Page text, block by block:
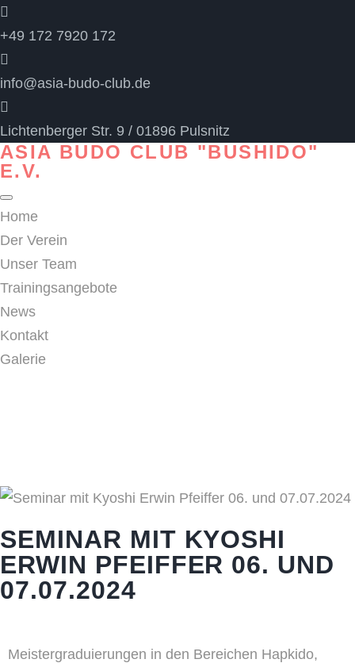
+49 172 7920 172
info@asia-budo-club.de
Lichtenberger Str. 9 / 01896 Pulsnitz
ASIA BUDO CLUB "BUSHIDO"
E.V.
Home
Der Verein
Unser Team
Trainingsangebote
News
Kontakt
Galerie
SEMINAR MIT KYOSHI
ERWIN PFEIFFER 06. UND
07.07.2024
Meistergraduierungen in den Bereichen Hapkido,